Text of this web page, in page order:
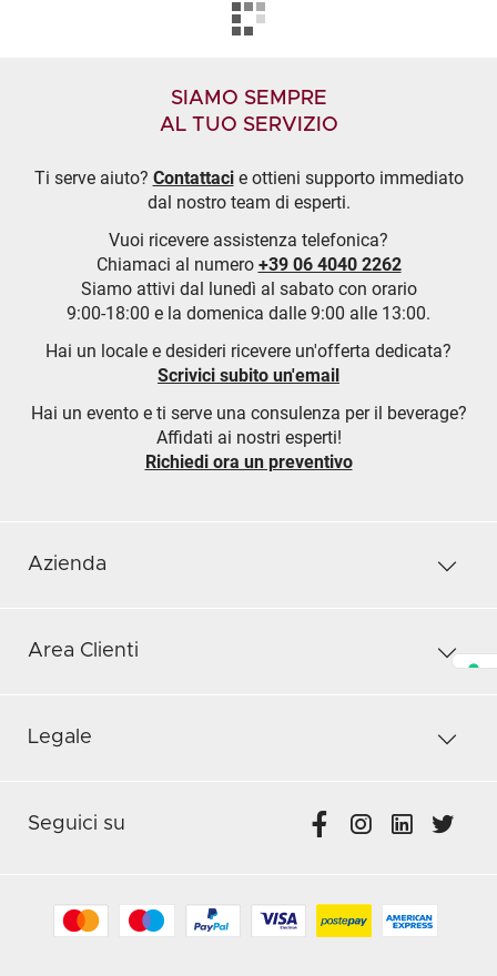
SIAMO SEMPRE
AL TUO SERVIZIO
Ti serve aiuto? Contattacie ottieni supporto immediato
dal nostro team di esperti.
Vuoi ricevere assistenza telefonica?
Chiamaci al numero +39 06 4040 2262
Siamo attivi dal lunedì al sabato con orario
9:00-18:00 e la domenica dalle 9:00 alle 13:00.
Hai un locale e desideri ricevere un'offerta dedicata?
Scrivici subito un'email
Hai un evento e ti serve una consulenza per il beverage?
Affidati ai nostri esperti!
Richiedi ora un preventivo
Azienda
Area Clienti
Legale
Seguici su